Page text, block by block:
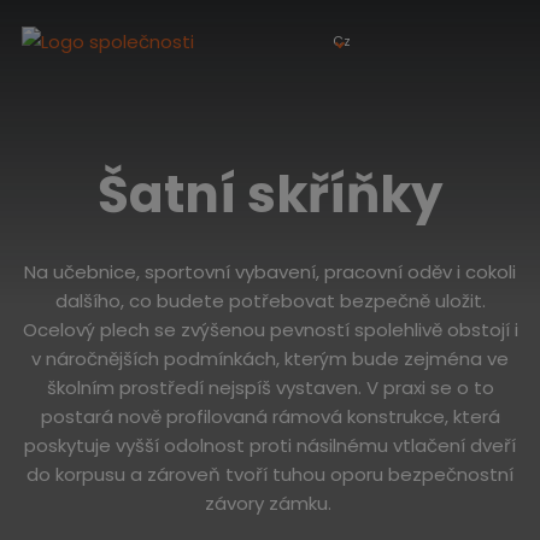
Cz
Šatní skříňky
Na učebnice, sportovní vybavení, pracovní oděv i cokoli
dalšího, co budete potřebovat bezpečně uložit.
Ocelový plech se zvýšenou pevností spolehlivě obstojí i
v náročnějších podmínkách, kterým bude zejména ve
školním prostředí nejspíš vystaven. V praxi se o to
postará nově profilovaná rámová konstrukce, která
poskytuje vyšší odolnost proti násilnému vtlačení dveří
do korpusu a zároveň tvoří tuhou oporu bezpečnostní
závory zámku.